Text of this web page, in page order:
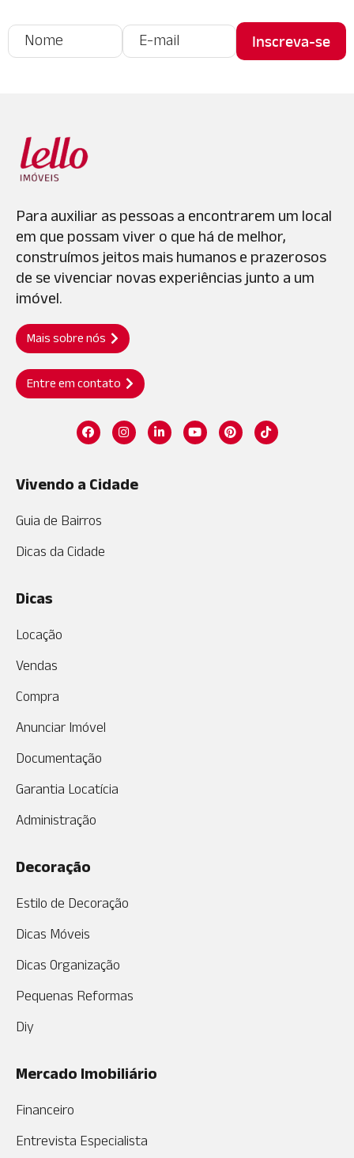
Para auxiliar as pessoas a encontrarem um local
em que possam viver o que há de melhor,
construímos jeitos mais humanos e prazerosos
de se vivenciar novas experiências junto a um
imóvel.
Mais sobre nós
Entre em contato
Vivendo a Cidade
Guia de Bairros
Dicas da Cidade
Dicas
Locação
Vendas
Compra
Anunciar Imóvel
Documentação
Garantia Locatícia
Administração
Decoração
Estilo de Decoração
Dicas Móveis
Dicas Organização
Pequenas Reformas
Diy
Mercado Imobiliário
Financeiro
Entrevista Especialista